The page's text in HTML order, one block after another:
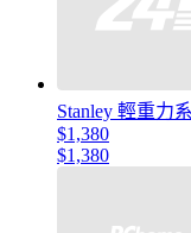
Stanley 輕重力
$1,380
$1,380